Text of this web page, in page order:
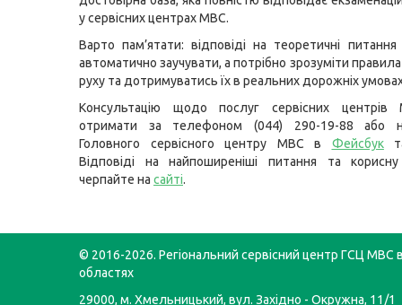
у сервісних центрах МВС.
Варто пам’ятати: відповіді на теоретичні
автоматично заучувати, а потрібно зрозуміти
руху та дотримуватись їх в реальних дорожніх
Консультацію щодо послуг сервісних
отримати за телефоном (044) 290-19-88 або
Головного сервісного центру МВС в Фейсбук
Відповіді на найпоширеніші питання та
черпайте на сайті.
© 2016-2026. Регіональний сервісний центр ГСЦ МВС
областях
29000, м. Хмельницький, вул. Західно - Окружна, 11/1